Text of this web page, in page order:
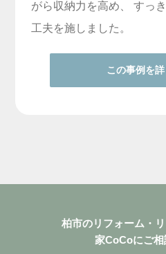
がら収納力を高め、 すっ
工夫を施しました。
この事例を
柏市のリフォーム・
家CoCoにご